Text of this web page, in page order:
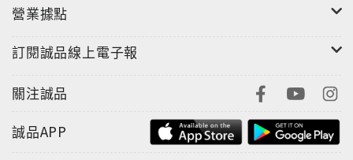
有鑒於《賴世雄美語從頭學》系列叢書已經突破百萬銷
世雄口語從頭學》系列叢書，期望幫助所有英語學習者
相較於市面上其他口語書，《賴世雄口語從頭學》系列
營業據點
訂閱誠品線上電子報
關注誠品
誠品APP